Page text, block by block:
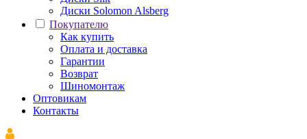
Диски Solomon Alsberg
Покупателю
Как купить
Оплата и доставка
Гарантии
Возврат
Шиномонтаж
Оптовикам
Контакты